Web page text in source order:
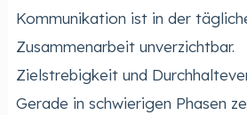
Kommunikation ist in der
Zusammenarbeit unverzichtbar.
Zielstrebigkeit und
Gerade in schwierigen Phasen